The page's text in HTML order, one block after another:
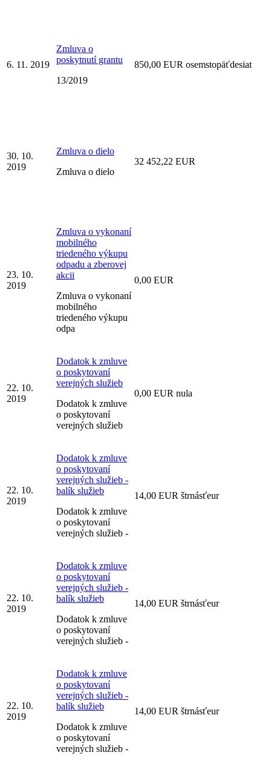
6. 11. 2019
Zmluva o
poskytnutí grantu
13/2019
850,00 EUR osemstopäťdesiat
30. 10.
2019
Zmluva o dielo
Zmluva o dielo
32 452,22 EUR
23. 10.
2019
Zmluva o vykonaní
mobilného
triedeného výkupu
odpadu a zberovej
akcii
Zmluva o vykonaní
mobilného
triedeného výkupu
odpa
0,00 EUR
22. 10.
2019
Dodatok k zmluve
o poskytovaní
verejných služieb
Dodatok k zmluve
o poskytovaní
verejných služieb
0,00 EUR nula
22. 10.
2019
Dodatok k zmluve
o poskytovaní
verejných služieb -
balík služieb
Dodatok k zmluve
o poskytovaní
verejných služieb -
14,00 EUR štrnásťeur
22. 10.
2019
Dodatok k zmluve
o poskytovaní
verejných služieb -
balík služieb
Dodatok k zmluve
o poskytovaní
verejných služieb -
14,00 EUR štrnásťeur
22. 10.
2019
Dodatok k zmluve
o poskytovaní
verejných služieb -
balík služieb
Dodatok k zmluve
o poskytovaní
verejných služieb -
14,00 EUR štrnásťeur